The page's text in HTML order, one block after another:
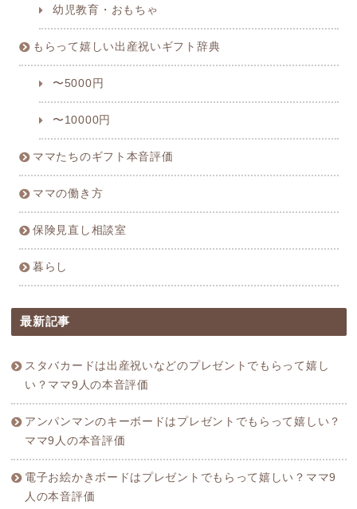
幼児教育・おもちゃ
もらって嬉しい出産祝いギフト辞典
〜5000円
〜10000円
ママたちのギフト本音評価
ママの働き方
保険見直し相談室
暮らし
最新記事
スタバカードは出産祝いなどのプレゼントでもらって嬉し
い？ママ9人の本音評価
アンパンマンのキーボードはプレゼントでもらって嬉しい？
ママ9人の本音評価
電子お絵かきボードはプレゼントでもらって嬉しい？ママ9
人の本音評価